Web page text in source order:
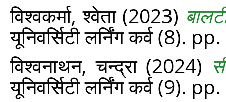
विश्वकर्मा, श्वेता(2023)
यूनिवर्सिटी लर्निंग कर्व (8).
विश्वनाथन, चन्द्रा(2024)
यूनिवर्सिटी लर्निंग कर्व (9).